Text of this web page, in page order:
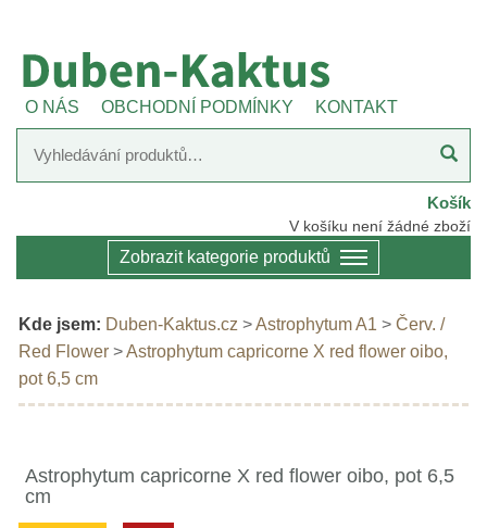
O NÁS OBCHODNÍ PODMÍNKY KONTAKT
Košík
V košíku není žádné zboží
Zobrazit kategorie produktů
Kde jsem: Duben-Kaktus.cz >Astrophytum A1 > Červ. /
Red Flower >Astrophytum capricorne X red flower oibo,
pot 6,5 cm
Astrophytum capricorne X red flower oibo, pot 6,5
cm